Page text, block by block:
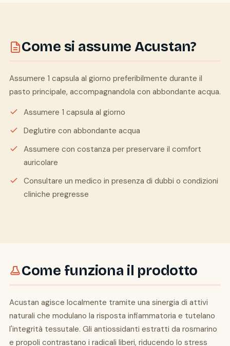
Come si assume Acustan?
Assumere 1 capsula al giorno preferibilmente durante il
pasto principale, accompagnandola con abbondante acqua.
Assumere 1 capsula al giorno
Deglutire con abbondante acqua
Assumere con costanza per preservare il comfort
auricolare
Consultare un medico in presenza di dubbi o condizioni
cliniche pregresse
Come funziona il prodotto
Acustan agisce localmente tramite una sinergia di attivi
naturali che modulano la risposta infiammatoria e tutelano
l'integrità tessutale. Gli antiossidanti estratti da rosmarino
e propoli contrastano i radicali liberi, riducendo lo stress